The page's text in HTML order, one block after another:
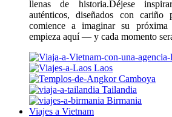
llenas de historia.Déjese
auténticos, diseñados con
comience a imaginar su próxima
empieza aquí — y cada momento
Laos
Camboya
Tailandia
Birmania
Viajes a Vietnam